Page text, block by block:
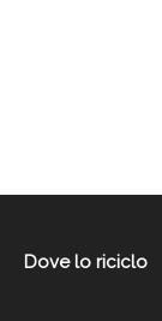
Dove lo riciclo